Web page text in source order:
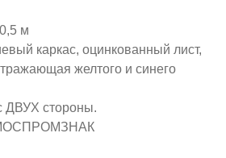
м
каркас, оцинкованный лист,
желтого и синего
ДВУХ стороны.
МОСПРОМЗНАК